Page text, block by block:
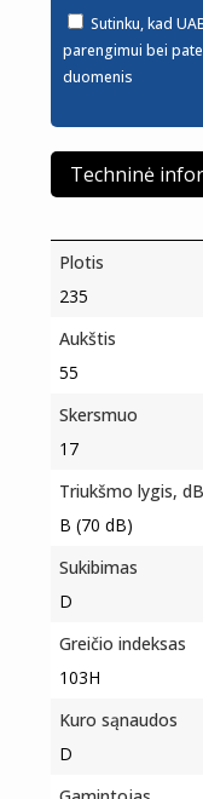
Sutinku, kad
parengimui bei
duomenis
Techninė
Plotis
235
Aukštis
55
Skersmuo
17
Triukšmo lygis, dB
B (70 dB)
Sukibimas
D
Greičio indeksas
103H
Kuro sąnaudos
D